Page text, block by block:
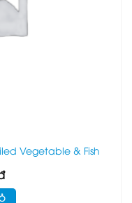
Vegetable & Fish